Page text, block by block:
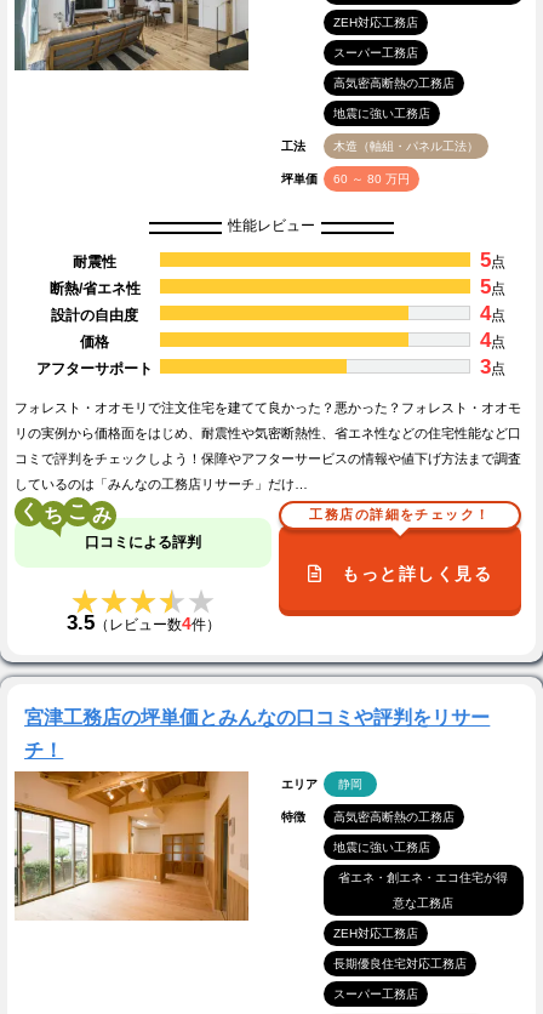
ZEH対応工務店
スーパー工務店
高気密高断熱の工務店
地震に強い工務店
工法 木造（軸組・パネル工法）
坪単価 60 ～ 80 万円
性能レビュー
耐震性 5点
断熱/省エネ性
5点
設計の自由度
4点
価格
4点
アフターサポート
3点
フォレスト・オオモリで注文住宅を建てて良かった？悪かった？フォレスト・オオモ
リの実例から価格面をはじめ、耐震性や気密断熱性、省エネ性などの住宅性能など口
コミで評判をチェックしよう！保障やアフターサービスの情報や値下げ方法まで調査
しているのは「みんなの工務店リサーチ」だけ…
く こ
口コミによる評判
★★★★★
★★★★★
3.5（レビュー数4件）
工務店の詳細をチェック！
もっと詳しく見る
宮津工務店の坪単価とみんなの口コミや評判をリサー
チ！
エリア 静岡
特徴 高気密高断熱の工務店
地震に強い工務店
省エネ・創エネ・エコ住宅が得
意な工務店
ZEH対応工務店
長期優良住宅対応工務店
スーパー工務店